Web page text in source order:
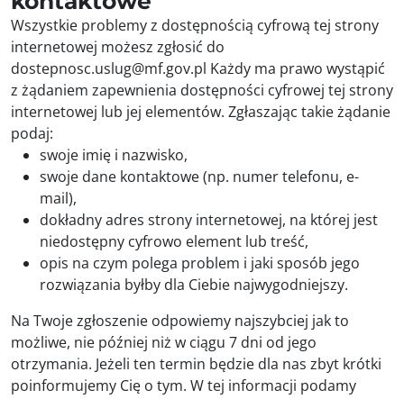
Wszystkie problemy z dostępnością cyfrową tej strony
internetowej możesz zgłosić do
dostepnosc.uslug@mf.gov.pl Każdy ma prawo wystąpić
z żądaniem zapewnienia dostępności cyfrowej tej strony
internetowej lub jej elementów. Zgłaszając takie żądanie
podaj:
swoje imię i nazwisko,
swoje dane kontaktowe (np. numer telefonu, e-
mail),
dokładny adres strony internetowej, na której jest
niedostępny cyfrowo element lub treść,
opis na czym polega problem i jaki sposób jego
rozwiązania byłby dla Ciebie najwygodniejszy.
Na Twoje zgłoszenie odpowiemy najszybciej jak to
możliwe, nie później niż w ciągu 7 dni od jego
otrzymania. Jeżeli ten termin będzie dla nas zbyt krótki
poinformujemy Cię o tym. W tej informacji podamy